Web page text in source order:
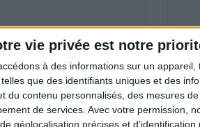
vie privée est notre
à des informations sur un appareil,
que des identifiants uniques et des
du contenu personnalisés, des mesures
de services. Avec votre permission,
géolocalisation précises et d’identification
Voir tout
à des vidéo-
du programme.